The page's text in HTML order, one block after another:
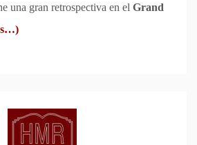
una gran retrospectiva en el Grand